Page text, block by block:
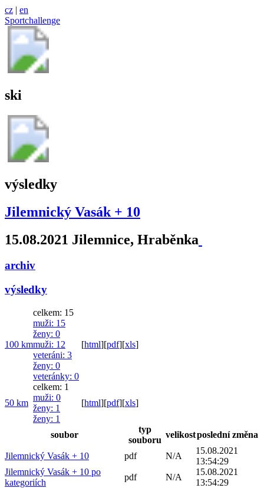
cz | en
Sportchallenge
ski
výsledky
Jilemnický Vasák + 10
15.08.2021 Jilemnice, Hraběnka
archiv
výsledky
100 km
celkem: 15
muži: 15
ženy: 0
muži: 12
veteráni: 3
ženy: 0
veteránky: 0
[html][pdf][xls]
50 km
celkem: 1
muži: 0
ženy: 1
ženy: 1
[html][pdf][xls]
soubor
typ
souboru
velikostposlední změna
Jilemnický Vasák + 10 pdf N/A
15.08.2021
13:54:29
Jilemnický Vasák + 10 po
kategoriích
pdf N/A
15.08.2021
13:54:29